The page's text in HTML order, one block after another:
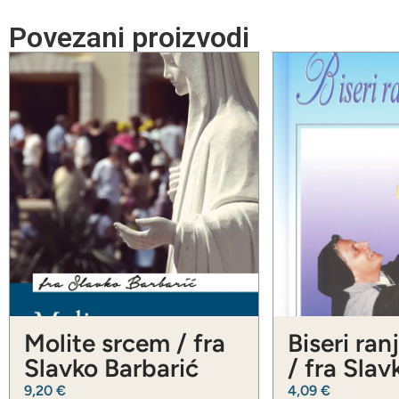
Povezani proizvodi
Molite srcem / fra
Slavko Barbarić
9,20 €
Biseri
/ fra
Barbarić
4,09 €